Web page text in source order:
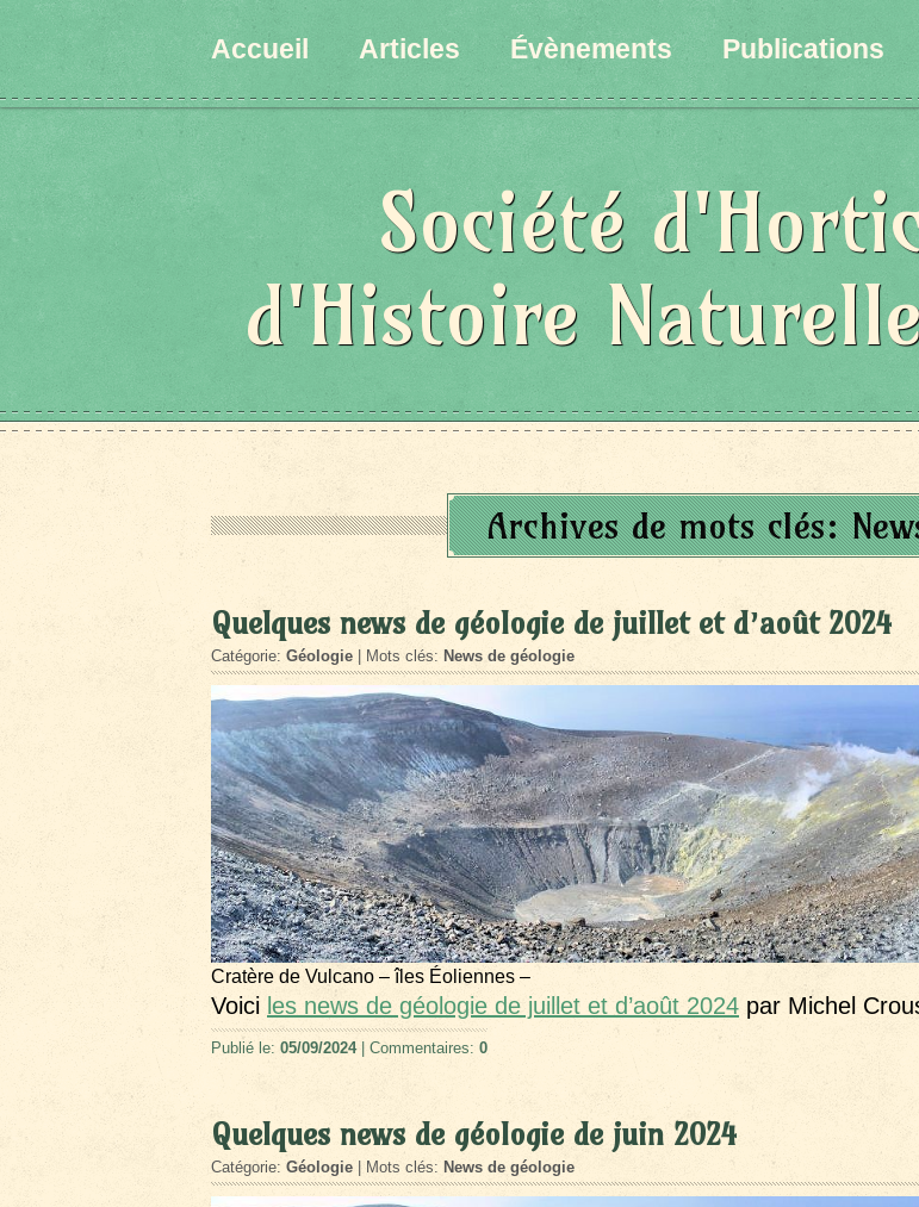
Accueil Articles Évènements Publications
Société
d'Histoire
Archives de mots clés:
Quelques news de géologie de juillet et d’août 2024
Catégorie: Géologie | Mots clés: News de géologie
Cratère de Vulcano – îles Éoliennes –
Voici les news de géologie de juillet et d’août 2024 par Michel
Publié le: 05/09/2024| Commentaires: 0
Quelques news de géologie de juin 2024
Catégorie: Géologie | Mots clés: News de géologie